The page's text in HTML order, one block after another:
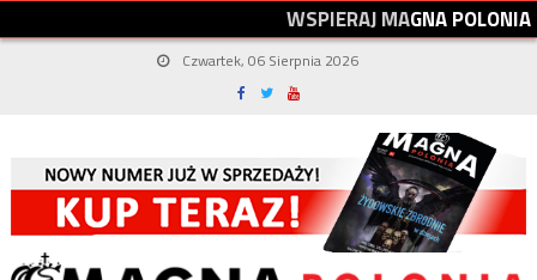
WSPIERAJMAGNAPOLONIA
Czwartek, 06 Sierpnia 2026